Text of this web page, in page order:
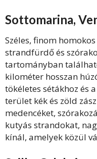
Sottomarina,
Széles, finom
strandfürdő és
tartományban
kilométer hosszan
tökéletes sétákhoz és
terület kék és zöld
medencéket,
kutyás strandokat,
kínál, amelyek közül